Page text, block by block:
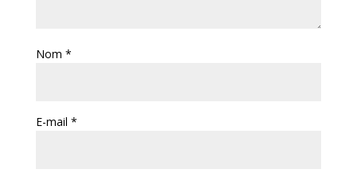
Nom *
E-mail *